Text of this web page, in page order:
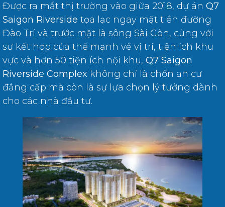
Được ra mắt thị trường vào giữa 2018, dự án Q7
Saigon Riverside tọa lạc ngay mặt tiền đường
Đào Trí và trước mặt là sông Sài Gòn, cùng với
sự kết hợp của thế mạnh về vị trí, tiện ích khu
vực và hơn 50 tiện ích nội khu, Q7 Saigon
Riverside Complex không chỉ là chốn an cư
đẳng cấp mà còn là sự lựa chọn lý tưởng dành
cho các nhà đầu tư.